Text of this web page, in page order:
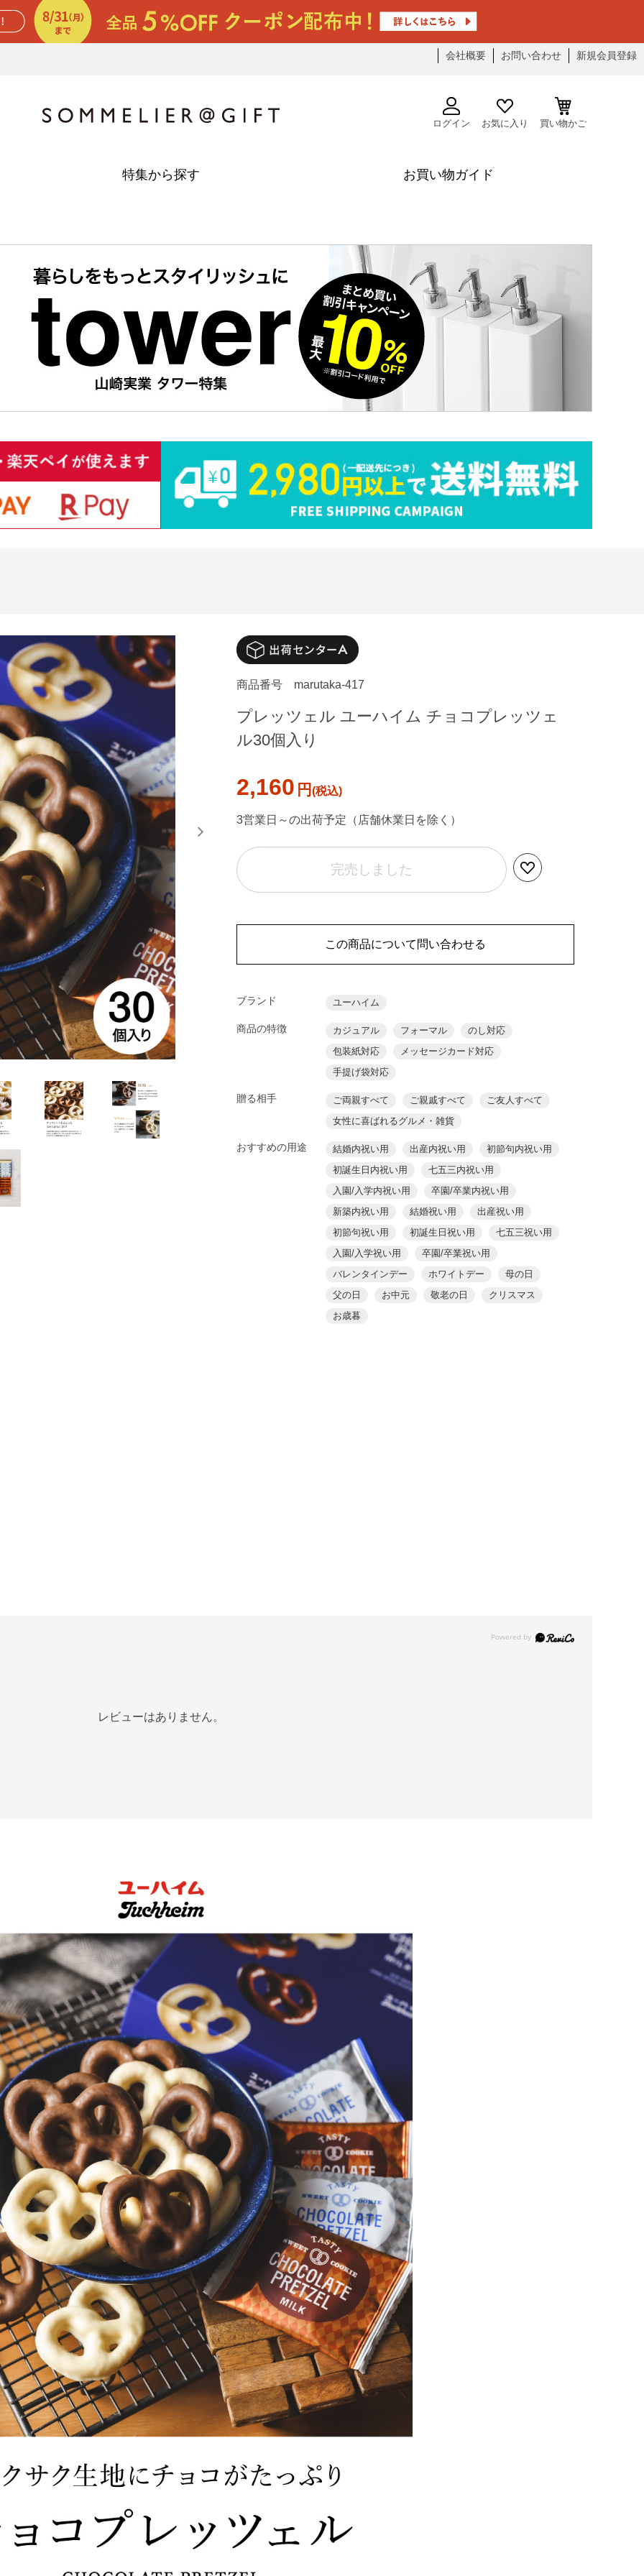
会社概要 お問い合わせ 新規会員登録
ログイン お気に入り 買い物かご
特集から探す お買い物ガイド
商品番号 marutaka-417
プレッツェル ユーハイム チョコプレッツェ
ル30個入り
2,160 円
3営業日～の出荷予定（店舗休業日を除く）
完売しました
この商品について問い合わせる
ブランド ユーハイム
商品の特徴 カジュアル フォーマル
のし対応
包装紙対応
メッセージカード対応
手提げ袋対応
贈る相手 ご両親すべて ご親戚すべて
ご友人すべて
女性に喜ばれるグルメ・雑貨
おすすめの用途 結婚内祝い用 出産内祝い用
初節句内祝い用
初誕生日内祝い用
七五三内祝い用
入園/入学内祝い用
卒園/卒業内祝い用
新築内祝い用
結婚祝い用
出産祝い用
初節句祝い用
初誕生日祝い用
七五三祝い用
入園/入学祝い用
卒園/卒業祝い用
バレンタインデー
ホワイトデー
母の日
父の日
お中元 敬老の日
クリスマス
お歳暮
レビューはありません。